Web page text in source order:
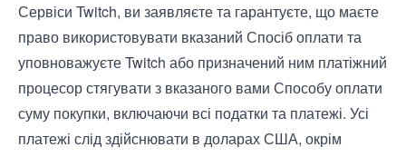
Сервіси Twitch, ви заявляєте та гарантуєте, що маєте
право використовувати вказаний Спосіб оплати та
уповноважуєте Twitch або призначений ним платіжний
процесор стягувати з вказаного вами Способу оплати
суму покупки, включаючи всі податки та платежі. Усі
платежі слід здійснювати в доларах США, окрім